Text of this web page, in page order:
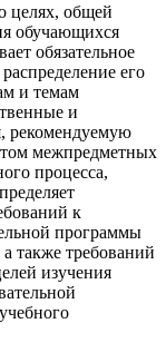
целях, общей
обучающихся
обязательное
его
и темам
и
рекомендуемую
межпредметных
процесса,
к
программы
также требований
изучения